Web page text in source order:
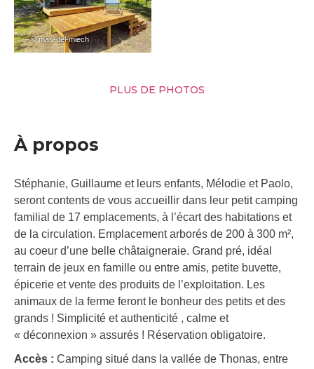
– © mas-del-miech
PLUS DE PHOTOS
À propos
Stéphanie, Guillaume et leurs enfants, Mélodie et Paolo,
seront contents de vous accueillir dans leur petit camping
familial de 17 emplacements, à l’écart des habitations et
de la circulation. Emplacement arborés de 200 à 300 m²,
au coeur d’une belle châtaigneraie. Grand pré, idéal
terrain de jeux en famille ou entre amis, petite buvette,
épicerie et vente des produits de l’exploitation. Les
animaux de la ferme feront le bonheur des petits et des
grands ! Simplicité et authenticité , calme et
« déconnexion » assurés ! Réservation obligatoire.
Accès : Camping situé dans la vallée de Thonas, entre